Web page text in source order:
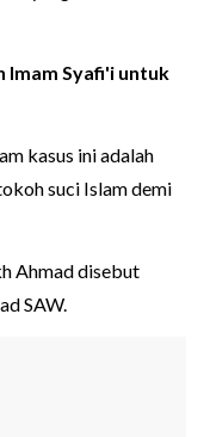
Imam Syafi'i untuk
kasus ini adalah
suci Islam demi
Ahmad disebut
SAW.